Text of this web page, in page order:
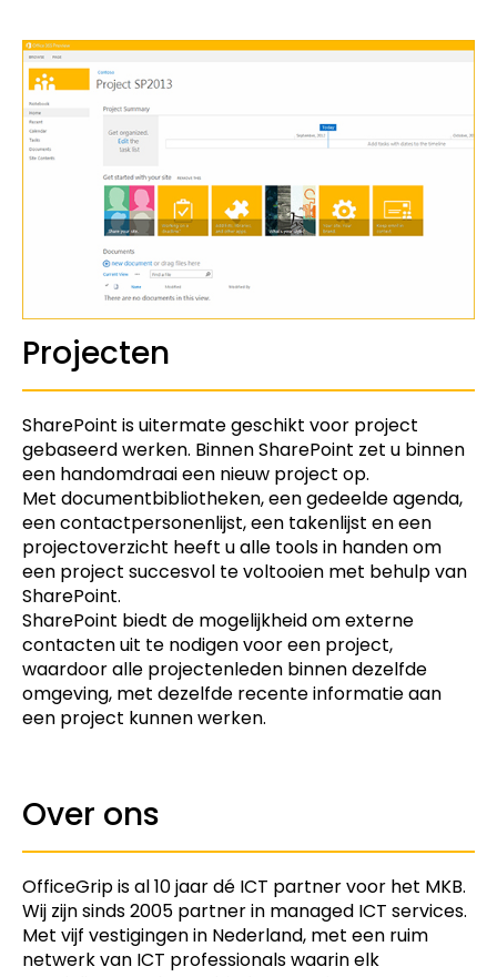
Projecten
SharePoint is uitermate geschikt voor project
gebaseerd werken. Binnen SharePoint zet u binnen
een handomdraai een nieuw project op.
Met documentbibliotheken, een gedeelde agenda,
een contactpersonenlijst, een takenlijst en een
projectoverzicht heeft u alle tools in handen om
een project succesvol te voltooien met behulp van
SharePoint.
SharePoint biedt de mogelijkheid om externe
contacten uit te nodigen voor een project,
waardoor alle projectenleden binnen dezelfde
omgeving, met dezelfde recente informatie aan
een project kunnen werken.
Over ons
OfficeGrip is al 10 jaar dé ICT partner voor het MKB.
Wij zijn sinds 2005 partner in managed ICT services.
Met vijf vestigingen in Nederland, met een ruim
netwerk van ICT professionals waarin elk